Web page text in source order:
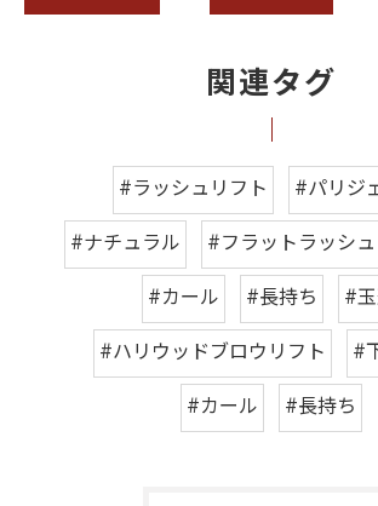
関連タグ
#ラッシュリフト
#パリジ
#ナチュラル
#フラットラッシュ
#カール
#長持ち
#
#ハリウッドブロウリフト
#
#カール
#長持ち